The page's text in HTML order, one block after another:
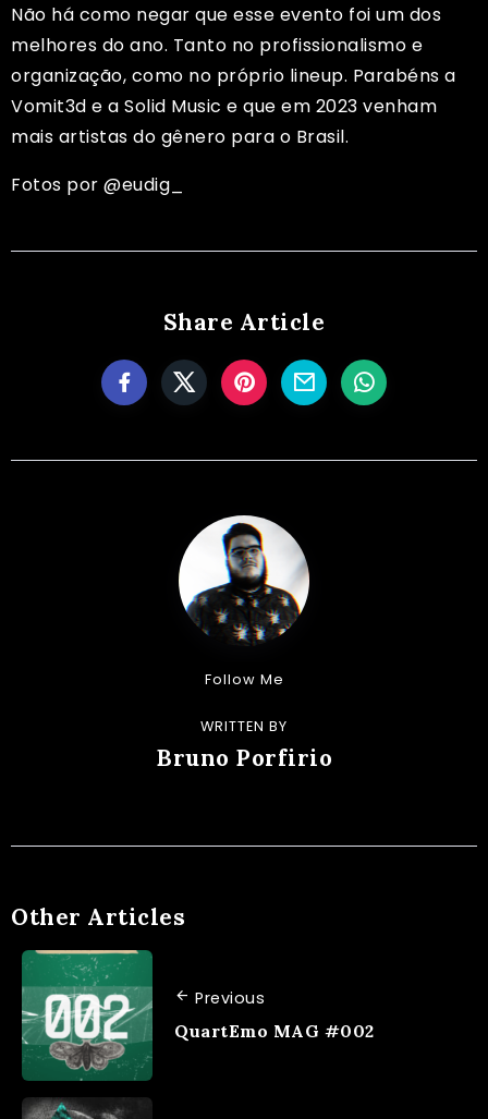
Não há como negar que esse evento foi um dos
melhores do ano. Tanto no profissionalismo e
organização, como no próprio lineup. Parabéns a
Vomit3d e a Solid Music e que em 2023 venham
mais artistas do gênero para o Brasil.
Fotos por @eudig_
Share Article
Follow Me
WRITTEN BY
Bruno Porfirio
Other Articles
Previous
QuartEmo MAG #002